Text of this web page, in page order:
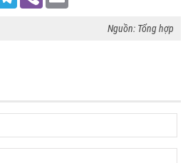
Nguồn: Tổng hợp